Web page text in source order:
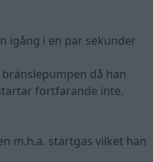
igång i en par sekunder
då han
fortfarande inte.
m.h.a. startgas vilket han